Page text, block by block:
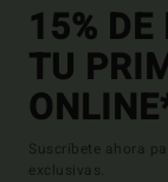
15% DE
TU
Suscríbete ahora
exclusivas.